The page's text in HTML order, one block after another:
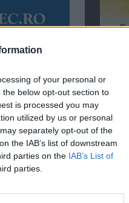
of your personal or
below opt-out section to
is processed you may
utilized by us or personal
separately opt-out of the
the IAB’s list of downstream
parties on the IAB’s List of
parties.
șoferi au
în centrul
unde